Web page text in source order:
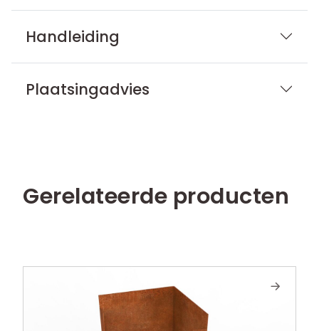
Handleiding
Plaatsingadvies
Gerelateerde producten